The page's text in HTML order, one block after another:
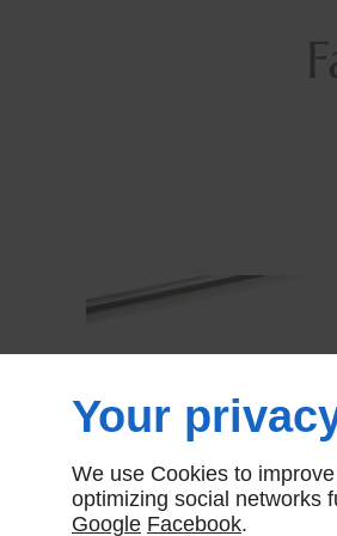
Your
We use Cookies to
optimizing social networks
Google Facebook.